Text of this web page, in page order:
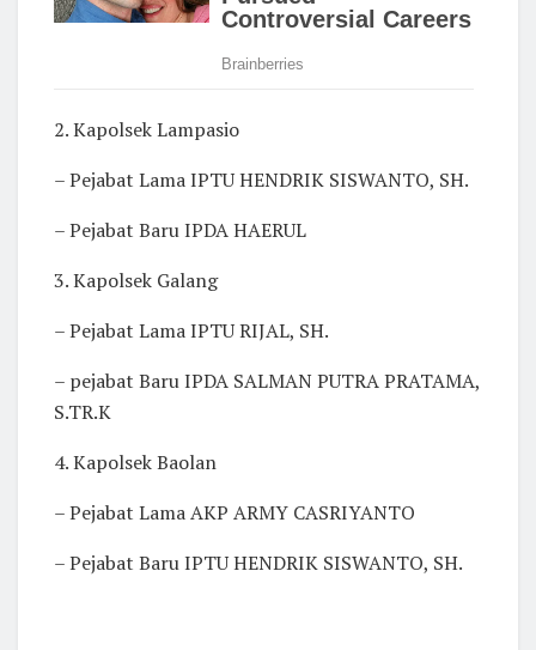
2. Kapolsek Lampasio
– Pejabat Lama IPTU HENDRIK SISWANTO, SH.
– Pejabat Baru IPDA HAERUL
3. Kapolsek Galang
– Pejabat Lama IPTU RIJAL, SH.
– pejabat Baru IPDA SALMAN PUTRA PRATAMA,
S.TR.K
4. Kapolsek Baolan
– Pejabat Lama AKP ARMY CASRIYANTO
– Pejabat Baru IPTU HENDRIK SISWANTO, SH.